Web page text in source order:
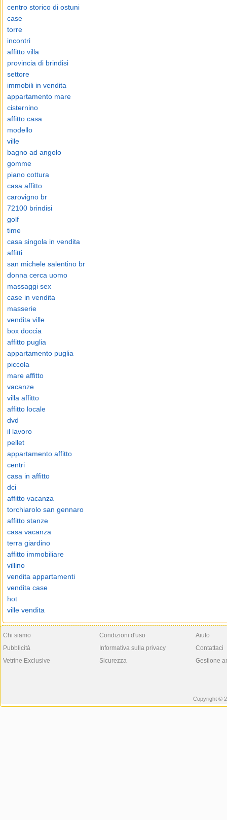
centro storico di ostuni
case
torre
incontri
affitto villa
provincia di brindisi
settore
immobili in vendita
appartamento mare
cisternino
affitto casa
modello
ville
bagno ad angolo
gomme
piano cottura
casa affitto
carovigno br
72100 brindisi
golf
time
casa singola in vendita
affitti
san michele salentino br
donna cerca uomo
massaggi sex
case in vendita
masserie
vendita ville
box doccia
affitto puglia
appartamento puglia
piccola
mare affitto
vacanze
villa affitto
affitto locale
dvd
il lavoro
pellet
appartamento affitto
centri
casa in affitto
dci
affitto vacanza
torchiarolo san gennaro
affitto stanze
casa vacanza
terra giardino
affitto immobiliare
villino
vendita appartamenti
vendita case
hot
ville vendita
Chi siamo
Pubblicità
Vetrine Exclusive
Condizioni d'uso
Informativa sulla privacy
Sicurezza
Aiuto
Contattaci
Gestione
Copyright ©